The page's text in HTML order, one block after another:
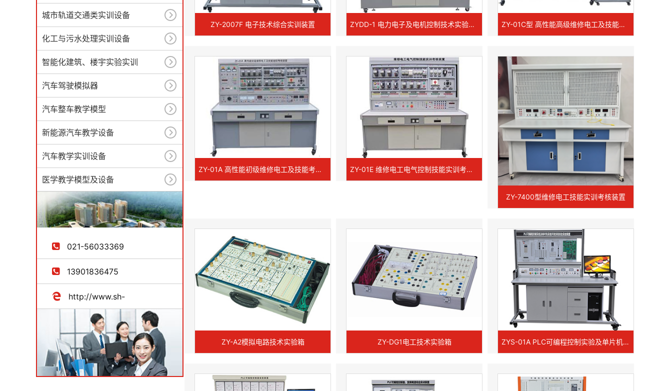
城市轨道交通类实训设备
化工与污水处理实训设备
智能化建筑、楼宇实验实训
汽车驾驶模拟器
汽车整车教学模型
新能源汽车教学设备
汽车教学实训设备
医学教学模型及设备
021-56033369
13901836475
http://www.sh-
zhongyikejiao.com
ZY-2007F 电子技术综合实训装置 ZYDD-1 电力电子及电机控制技术实验实训装置 ZY-01C型 高性能高级维修电工及技能培训考核实训装置
ZY-01A 高性能初级维修电工及技能考核实训装置 ZY-01E 维修电工电气控制技能实训考核装置
ZY-7400型维修电工技能实训考核装置
ZY-A2模拟电路技术实验箱 ZY-DG1电工技术实验箱 ZYS-01A PLC可编程控制实验及单片机实验开发系统综合实验装置